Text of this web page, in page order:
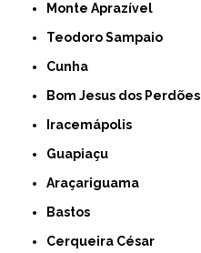
Monte Aprazível
Teodoro Sampaio
Cunha
Bom Jesus dos Perdões
Iracemápolis
Guapiaçu
Araçariguama
Bastos
Cerqueira César